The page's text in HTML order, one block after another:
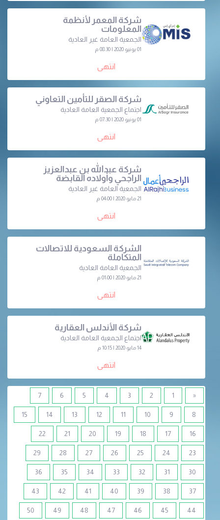
شركة المعمر لأنظمة
المعلومات
الجمعية العامة غير العادية
01 يونيو 2020 | 08:30 م
انتهى
شركة الصقر للتأمين التعاوني
اجتماع الجمعية العامة العادية
01 يونيو 2020 | 07:30 م
انتهى
شركة عبدالله بن عبدالعزيز
الراجحي وأولاده القابضة
الجمعية العامة غير العادية
21 مايو 2020 | 04:00 م
انتهى
الشركة السعودية للاتصالات
المتكاملة
الجمعية العامة العادية
21 مايو 2020 | 01:00 م
انتهى
شركة الأندلس العقارية
اجتماع الجمعية العامة العادية
14 مايو 2020 | 10:15 م
انتهى
«
1
2
3
4
5
6
7
8
9
10
11
12
13
14
15
16
17
18
19
20
21
22
23
24
25
26
27
28
29
30
31
32
33
34
35
36
37
38
39
40
41
42
43
44
45
46
47
48
49
50